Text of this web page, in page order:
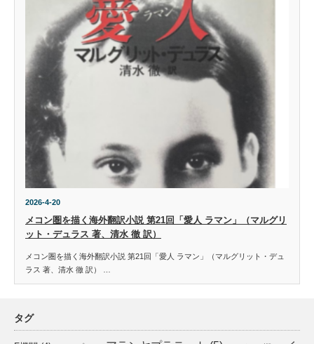
2026-4-20
メコン圏を描く海外翻訳小説 第21回「愛人 ラマン」（マルグリ
ット・デュラス 著、清水 徹 訳）
メコン圏を描く海外翻訳小説 第21回「愛人 ラマン」（マルグリット・デュ
ラス 著、清水 徹 訳） …
タグ